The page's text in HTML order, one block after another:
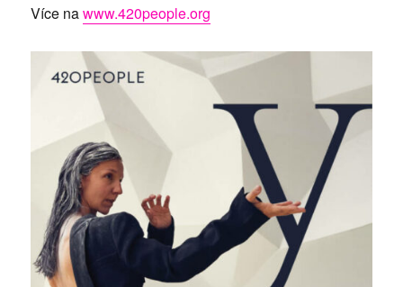
Více nawww.420people.org